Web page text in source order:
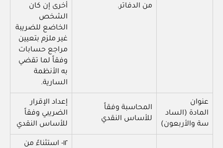
من الدفاتر.
أخرى إن كان
الشخص
الخاضع للضريبة
غير ملزم بتعيين
مراجع حسابات
وفقاً لما تقضي
به الأنظمة
السارية.
عنوان
المادة (الساد
سة والأربعون)
المحاسبة وفقاً
للأساس النقدي
إعداد الإقرار
الضريبي وفقاً
للأساس النقدي
١٢- استثناءً من